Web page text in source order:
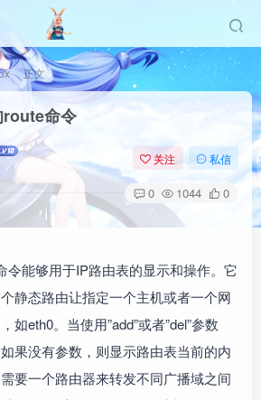
正文
命令
关注 私信
0 1044 0
令能够用于IP路由表的显示和操作。它
静态路由让指定一个主机或者一个网
如eth0。当使用”add”或者”del”参数
果没有参数，则显示路由表当前的内
要一个路由器来转发不同广播域之间